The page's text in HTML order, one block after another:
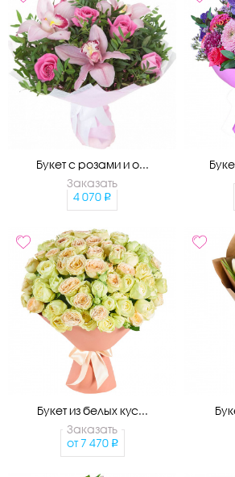
Букет с розами и о...
Заказать
4 070
Букет из белых кус...
Заказать
от 7 470